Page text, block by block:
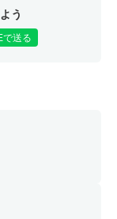
う
で送る